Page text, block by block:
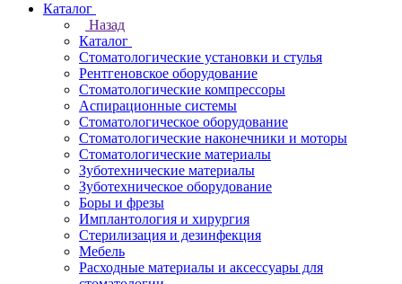
Каталог
Назад
Каталог
Стоматологические установки и стулья
Рентгеновское оборудование
Стоматологические компрессоры
Аспирационные системы
Стоматологическое оборудование
Стоматологические наконечники и моторы
Стоматологические материалы
Зуботехнические материалы
Зуботехническое оборудование
Боры и фрезы
Имплантология и хирургия
Стерилизация и дезинфекция
Мебель
Расходные материалы и аксессуары для